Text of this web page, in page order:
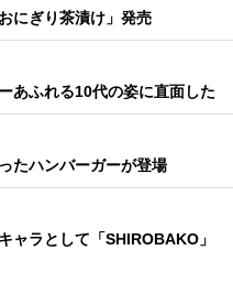
にぎり茶漬け」発売
あふれる10代の姿に直面した
たハンバーガーが登場
ャラとして「SHIROBAKO」